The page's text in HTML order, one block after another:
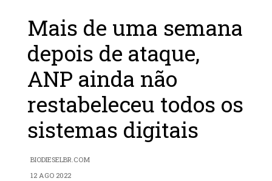
Mais de uma semana
depois de ataque,
ANP ainda não
restabeleceu todos os
sistemas digitais
BIODIESELBR.COM
12 AGO 2022